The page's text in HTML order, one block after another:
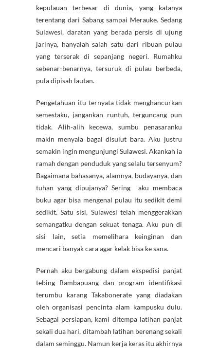
kepulauan terbesar di dunia, yang katanya
terentang dari Sabang sampai Merauke. Sedang
Sulawesi, daratan yang berada persis di ujung
jarinya, hanyalah salah satu dari ribuan pulau
yang terserak di sepanjang negeri. Rumahku
sebenar-benarnya, tersuruk di pulau berbeda,
pula dipisah lautan.
Pengetahuan itu ternyata tidak menghancurkan
semestaku, jangankan runtuh, terguncang pun
tidak. Alih-alih kecewa, sumbu penasaranku
makin menyala bagai disulut bara. Aku justru
semakin ingin mengunjungi Sulawesi. Akankah ia
ramah dengan penduduk yang selalu tersenyum?
Bagaimana bahasanya, alamnya, budayanya, dan
tuhan yang dipujanya? Sering aku membaca
buku agar bisa mengenal pulau itu sedikit demi
sedikit. Satu sisi, Sulawesi telah menggerakkan
semangatku dengan sekuat tenaga. Aku pun di
sisi lain, setia memelihara keinginan dan
mencari banyak cara agar kelak bisa ke sana.
Pernah aku bergabung dalam ekspedisi panjat
tebing Bambapuang dan program identifikasi
terumbu karang Takabonerate yang diadakan
oleh organisasi pencinta alam kampusku dulu.
Sebagai persiapan, kami ditempa latihan panjat
sekali dua hari, ditambah latihan berenang sekali
dalam seminggu. Namun kerja keras itu akhirnya